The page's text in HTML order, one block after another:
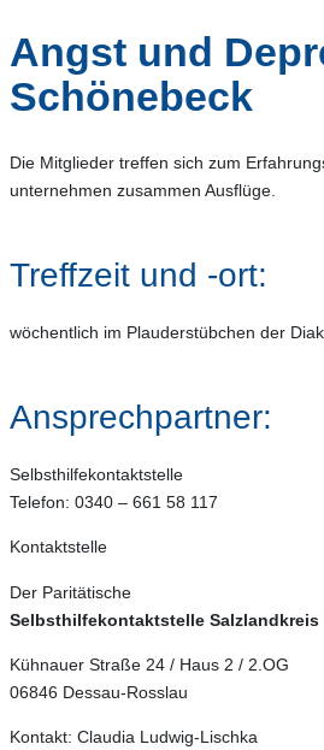
Angst und
Schönebeck
Die Mitglieder treffen sich zum
unternehmen zusammen Ausflüge.
Treffzeit und -ort:
wöchentlich im Plauderstübchen der
Ansprechpartner:
Selbsthilfekontaktstelle
Telefon: 0340 – 661 58 117
Kontaktstelle
Der Paritätische
Selbsthilfekontaktstelle Salzlandkreis
Kühnauer Straße 24 / Haus 2 / 2.OG
06846 Dessau-Rosslau
Kontakt: Claudia Ludwig-Lischka